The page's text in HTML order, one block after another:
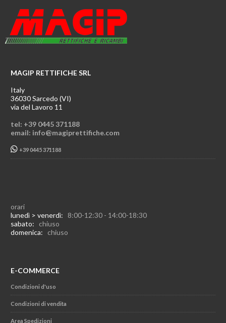
MAGIP RETTIFICHE SRL
Italy
36030 Sarcedo (VI)
via del Lavoro 11
tel: +39 0445 371188
email: info@magiprettifiche.com
+39 0445 371188
orari
lunedì > venerdì: 8:00-12:30 - 14:00-18:30
sabato: chiuso
domenica: chiuso
E-COMMERCE
Condizioni d'uso
Condizioni di vendita
Area Spedizioni